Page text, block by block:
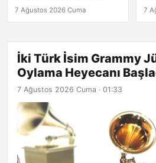
7 Ağustos 2026 Cuma 7
İki Türk İsim Grammy
Oylama Heyecanı
7 Ağustos 2026 Cuma · 01:33